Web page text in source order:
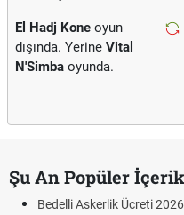
El Hadj Kone oyun
dışında. Yerine Vital
N'Simba oyunda.
Şu An Popüler
Bedelli Askerlik Ücreti